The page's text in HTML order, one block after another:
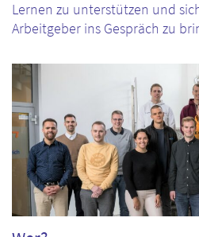
Lernen zu unterstützen und
Arbeitgeber ins Gespräch zu